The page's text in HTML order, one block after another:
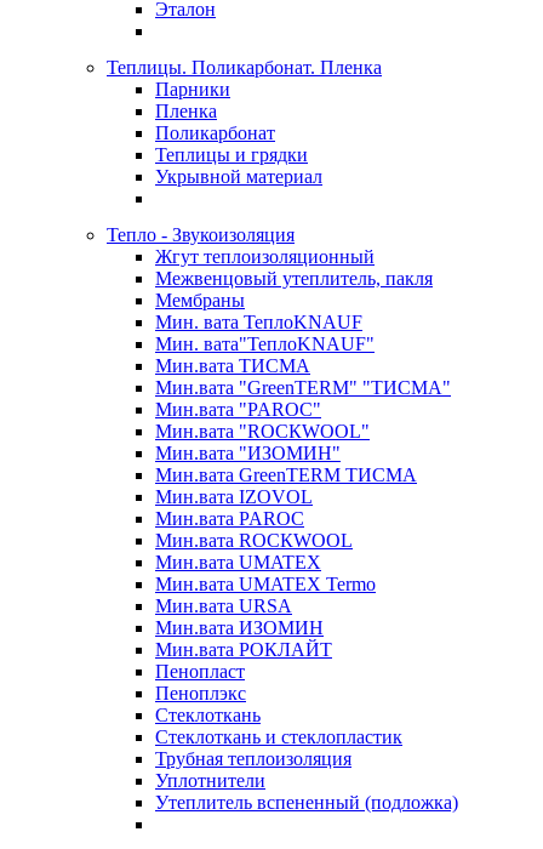
Эталон
Теплицы. Поликарбонат. Пленка
Парники
Пленка
Поликарбонат
Теплицы и грядки
Укрывной материал
Тепло - Звукоизоляция
Жгут теплоизоляционный
Межвенцовый утеплитель, пакля
Мембраны
Мин. вата ТеплоKNAUF
Мин. вата"ТеплоKNAUF"
Мин.вата ТИСМА
Мин.вата "GreenTERM" "ТИСМА"
Мин.вата "PAROC"
Мин.вата "ROCКWOOL"
Мин.вата "ИЗОМИН"
Мин.вата GreenTERM ТИСМА
Мин.вата IZOVOL
Мин.вата PAROC
Мин.вата ROCКWOOL
Мин.вата UMATEX
Мин.вата UMATEX Termo
Мин.вата URSA
Мин.вата ИЗОМИН
Мин.вата РОКЛАЙТ
Пенопласт
Пеноплэкс
Стеклоткань
Стеклоткань и стеклопластик
Трубная теплоизоляция
Уплотнители
Утеплитель вспененный (подложка)